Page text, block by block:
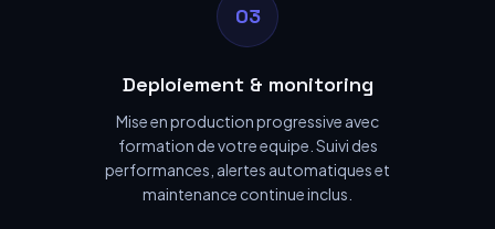
03
Deploiement & monitoring
Mise en production progressive avec
formation de votre equipe. Suivi des
performances, alertes automatiques et
maintenance continue inclus.